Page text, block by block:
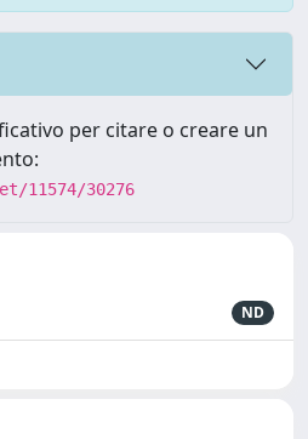
per citare o creare un
11574/30276
ND